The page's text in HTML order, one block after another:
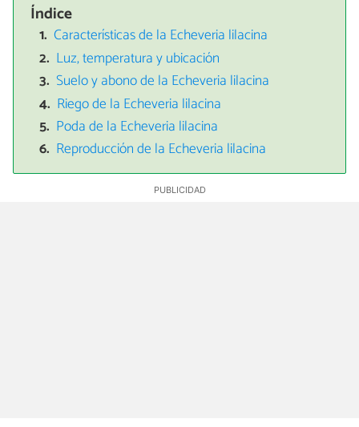
Índice
Características de la Echeveria lilacina
Luz, temperatura y ubicación
Suelo y abono de la Echeveria lilacina
Riego de la Echeveria lilacina
Poda de la Echeveria lilacina
Reproducción de la Echeveria lilacina